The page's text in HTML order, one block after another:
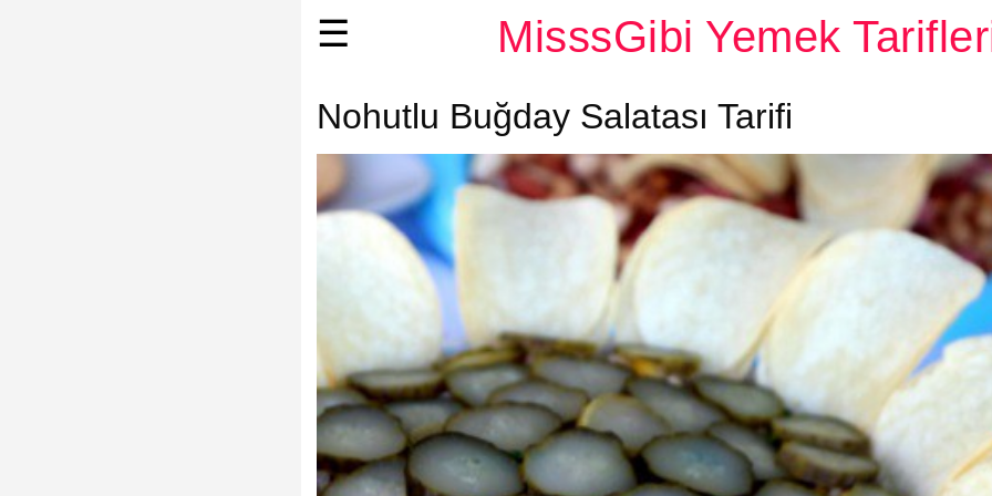
MisssGibi Yemek
☰
Nohutlu Buğday Salatası Tarifi